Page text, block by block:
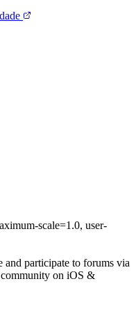
scale=1.0, user-
and participate to forums via
on iOS &